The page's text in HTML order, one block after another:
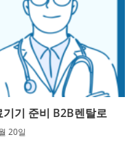
기 준비 B2B렌탈로
20일